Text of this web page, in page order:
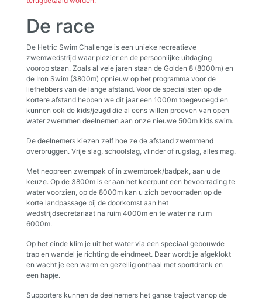
De race
De Hetric Swim Challenge is een unieke recreatieve
zwemwedstrijd waar plezier en de persoonlijke uitdaging
voorop staan. Zoals al vele jaren staan de Golden 8 (8000m) en
de Iron Swim (3800m) opnieuw op het programma voor de
liefhebbers van de lange afstand. Voor de specialisten op de
kortere afstand hebben we dit jaar een 1000m toegevoegd en
kunnen ook de kids/jeugd die al eens willen proeven van open
water zwemmen deelnemen aan onze nieuwe 500m kids swim.
De deelnemers kiezen zelf hoe ze de afstand zwemmend
overbruggen. Vrije slag, schoolslag, vlinder of rugslag, alles mag.
Met neopreen zwempak of in zwembroek/badpak, aan u de
keuze. Op de 3800m is er aan het keerpunt een bevoorrading te
water voorzien, op de 8000m kan u zich bevoorraden op de
korte landpassage bij de doorkomst aan het
wedstrijdsecretariaat na ruim 4000m en te water na ruim
6000m.
Op het einde klim je uit het water via een speciaal gebouwde
trap en wandel je richting de eindmeet. Daar wordt je afgeklokt
en wacht je een warm en gezellig onthaal met sportdrank en
een hapje.
Supporters kunnen de deelnemers het ganse traject vanop de